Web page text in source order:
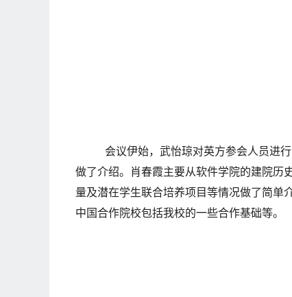
会议伊始，武怡琼对英方参会人员进
做了介绍。肖春霞主要从软件学院的建院历
量及潜在学生联合培养项目等情况做了简单
中国合作院校包括我校的一些合作基础等。